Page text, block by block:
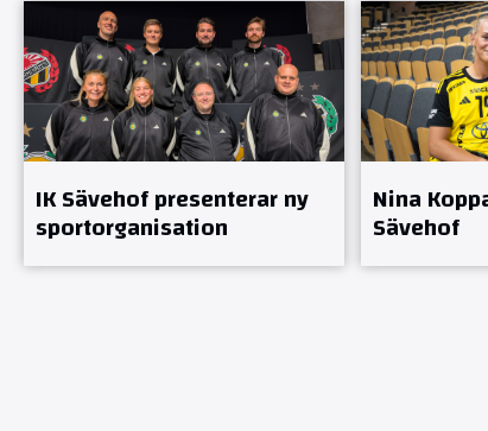
IK Sävehof presenterar ny
sportorganisation
Nina
Sävehof